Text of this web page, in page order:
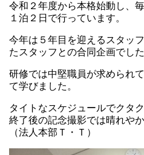
令和２年度から本格始動し、
１泊２日で行っています。
今年は５年目を迎えるスタッ
たスタッフとの合同企画でした
研修では中堅職員が求められ
て学びました。
タイトなスケジュールでクタ
終了後の記念撮影では晴れや
（法人本部Ｔ・Ｔ）